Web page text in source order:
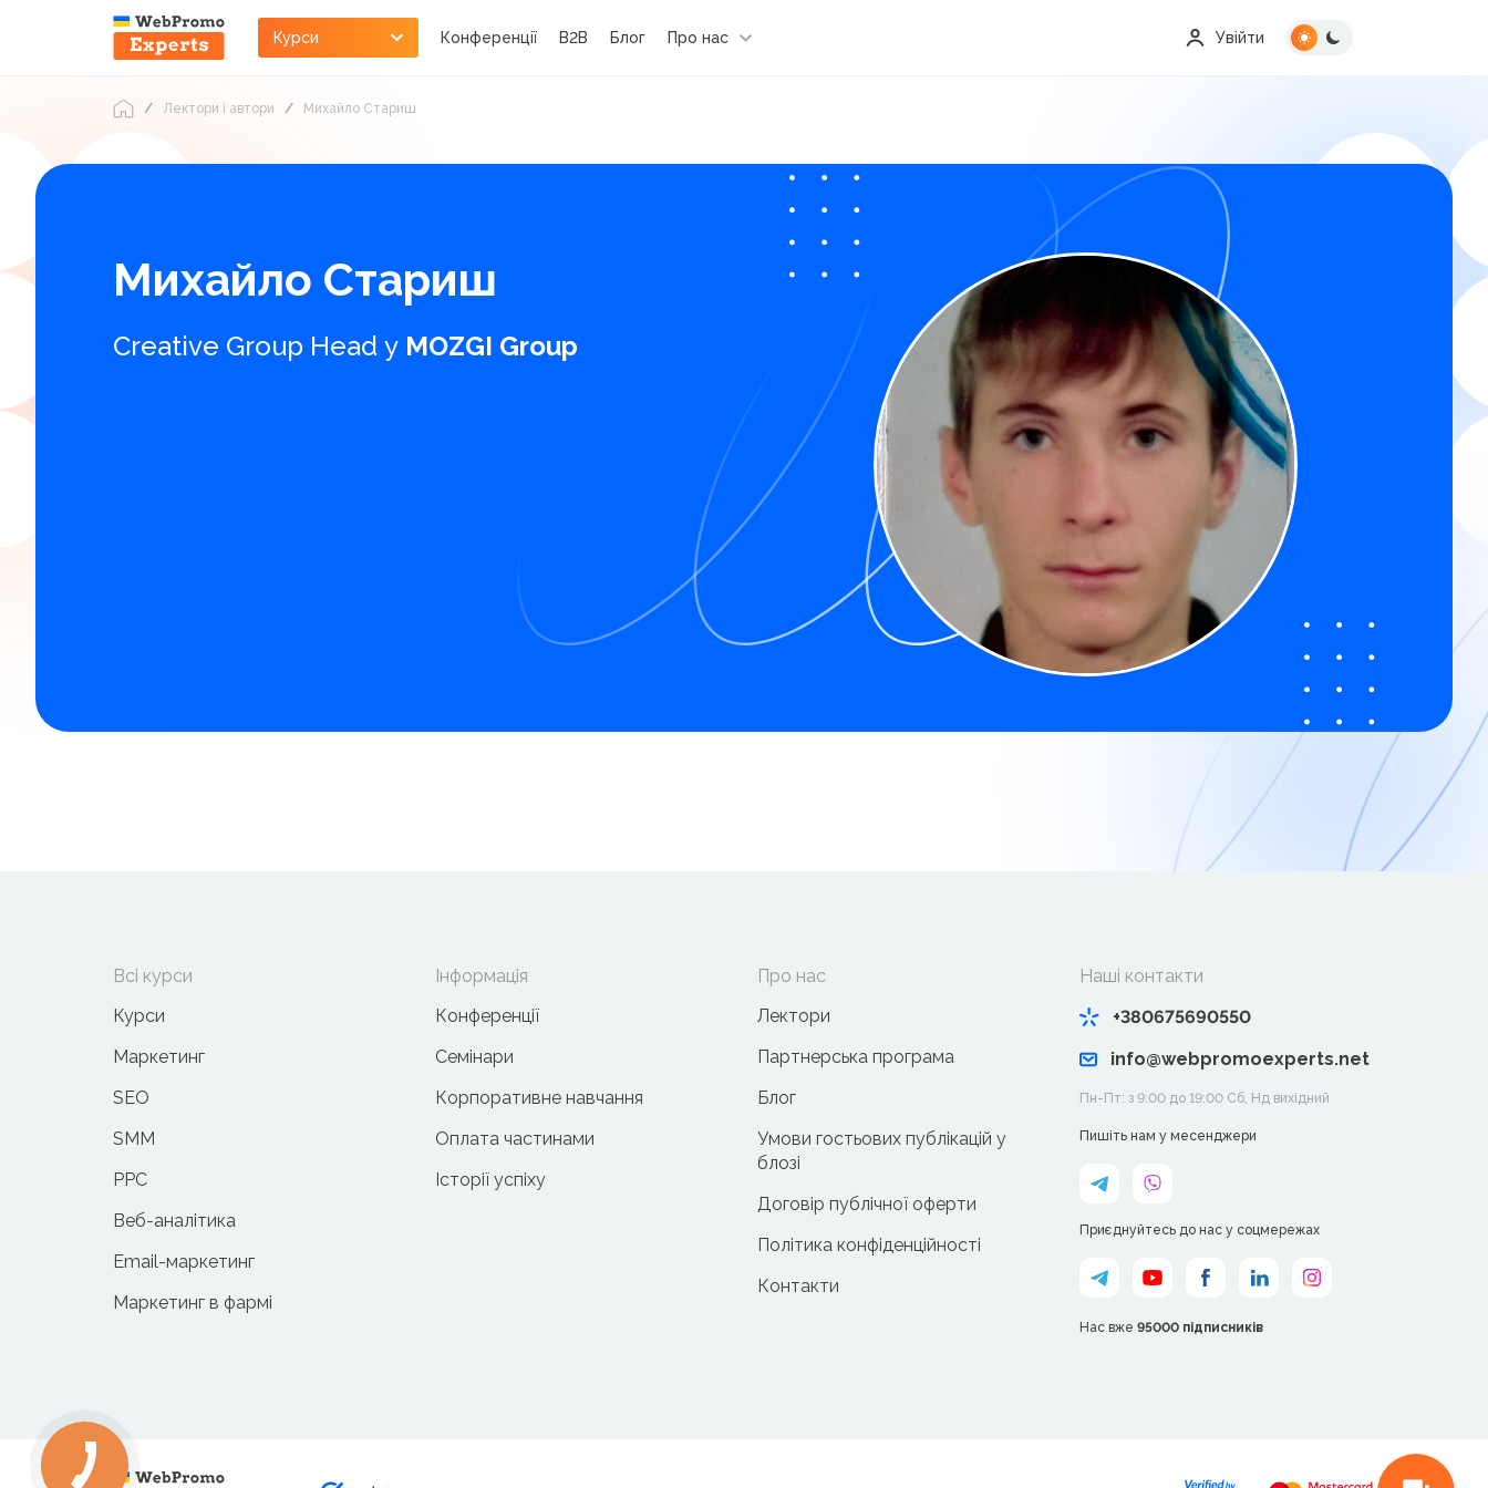
Курси Конференції B2B Блог Про нас Увійти
Лектори і автори Михайло Стариш
Михайло Стариш
Creative Group Head у MOZGI Group
Всі курси
Курси
Маркетинг
SEO
SMM
PPC
Веб-аналітика
Email-маркетинг
Маркетинг в фармі
Інформація
Конференції
Семінари
Корпоративне навчання
Оплата частинами
Історії успіху
Про нас
Лектори
Партнерська програма
Блог
Умови гостьових публікацій у
блозі
Договір публічної оферти
Політика конфіденційності
Контакти
Наші контакти
+380675690550
info@webpromoexperts.net
Пн-Пт: з 9:00 до 19:00 Cб, Нд вихідний
Пишіть нам у месенджери
Приєднуйтесь до нас у соцмережах
Нас вже 95000 підписників